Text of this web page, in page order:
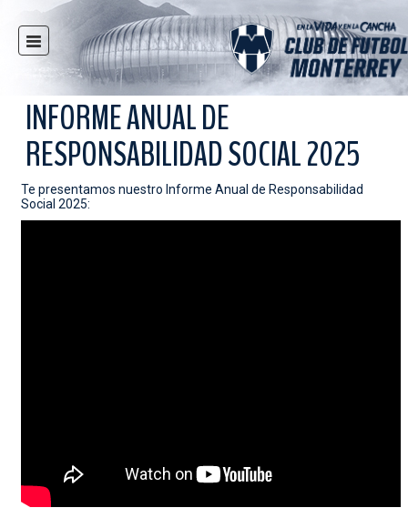
INICIO
NOTICIAS
CLUB
MULTIMEDIA
RAYADOS
RAYADAS
INFORME ANUAL DE
RESPONSABILIDAD SOCIAL 2025
Te presentamos nuestro Informe Anual de Responsabilidad
Social 2025: